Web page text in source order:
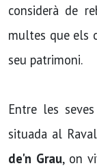
considerà de
multes que els
seu patrimoni.
Entre les
situada al
de'n Grau, on